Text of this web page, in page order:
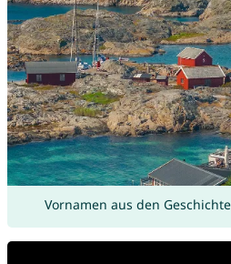
Vornamen aus den